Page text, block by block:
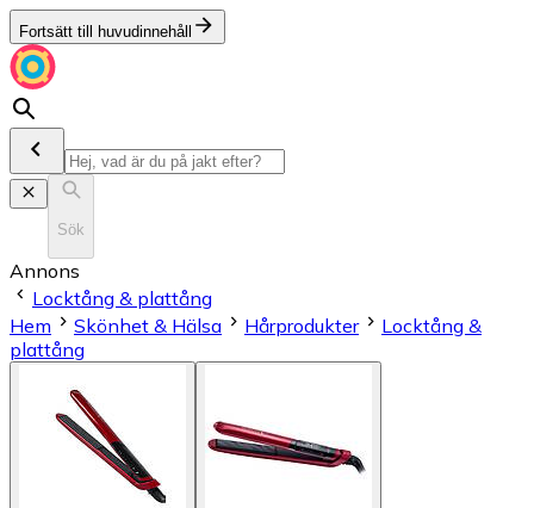
Fortsätt till huvudinnehåll
Sök
Annons
Locktång & plattång
Hem
Skönhet & Hälsa Hårprodukter
Locktång &
plattång